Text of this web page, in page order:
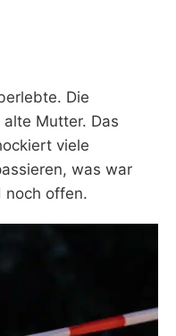
Die
Mutter. Das
viele
was war
noch offen.